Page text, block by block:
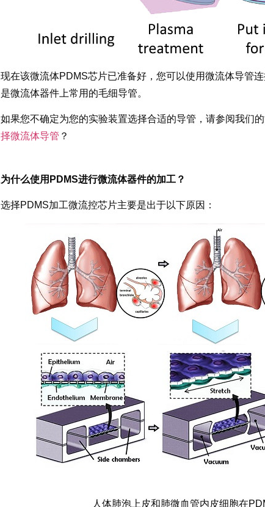
现在该微流体PDMS芯片已准备好，您可以使用微流体导管
是微流体器件上常用的毛细导管。
如果您不确定为您的实验装置选择合适的导管，请参阅我们
择微流体导管 ？
为什么使用PDMS进行微流体器件的加工？
选择PDMS加工微流控芯片主要是出于以下原因：
人体肺泡上皮和肺微血管内皮细胞在